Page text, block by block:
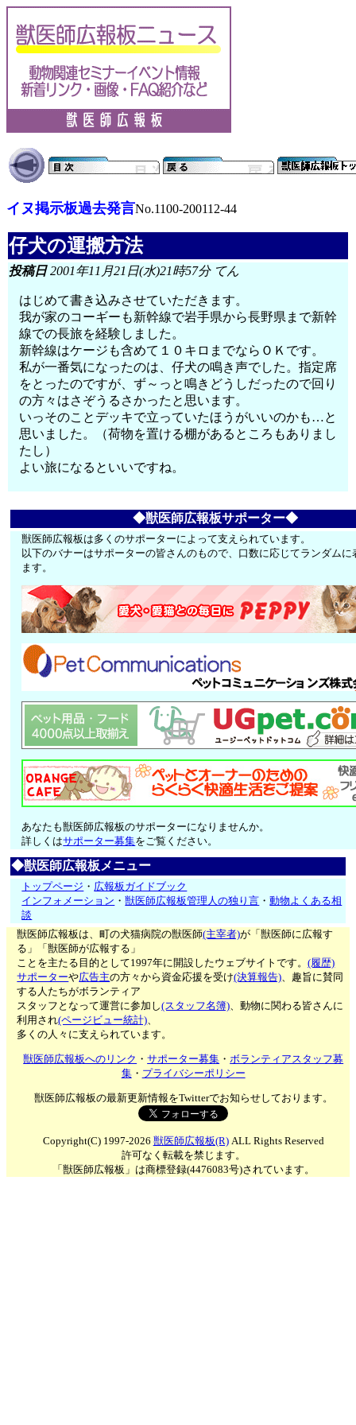
イヌ掲示板過去発言No.1100-200112-44
仔犬の運搬方法
投稿日2001年11月21日(水)21時57分 てん
はじめて書き込みさせていただきます。
我が家のコーギーも新幹線で岩手県から長野県まで新幹
線での長旅を経験しました。
新幹線はケージも含めて１０キロまでならＯＫです。
私が一番気になったのは、仔犬の鳴き声でした。指定席
をとったのですが、ず～っと鳴きどうしだったので回り
の方々はさぞうるさかったと思います。
いっそのことデッキで立っていたほうがいいのかも…と
思いました。（荷物を置ける棚があるところもありまし
たし）
よい旅になるといいですね。
◆獣医師広報板サポーター◆
獣医師広報板は多くのサポーターによって支えられています。
以下のバナーはサポーターの皆さんのもので、口数に応じてランダムに
ます。
あなたも獣医師広報板のサポーターになりませんか。
詳しくはサポーター募集をご覧ください。
◆獣医師広報板メニュー
トップページ ・ 広報板ガイドブック
インフォメーション ・獣医師広報板管理人の独り言 ・動物よくある相
談
獣医師広報板は、町の犬猫病院の獣医師(主宰者)が「獣医師に広報す
る」「獣医師が広報する」
ことを主たる目的として1997年に開設したウェブサイトです。(履歴)
サポーターや広告主の方々から資金応援を受け(決算報告)、趣旨に賛同
する人たちがボランティア
スタッフとなって運営に参加し(スタッフ名簿)、動物に関わる皆さんに
利用され(ページビュー統計)、
多くの人々に支えられています。
獣医師広報板へのリンク ・サポーター募集 ・ボランティアスタッフ募
集・ プライバシーポリシー
獣医師広報板の最新更新情報をTwitterでお知らせしております。
Copyright(C) 1997-2026 獣医師広報板(R)ALL Rights Reserved
許可なく転載を禁じます。
「獣医師広報板」は商標登録(4476083号)されています。